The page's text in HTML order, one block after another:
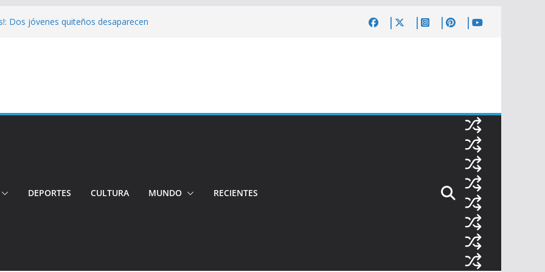
Dos jóvenes quiteños desaparecen
operarán el Trolebús y la Ecovía
Pichincha presenta la quinta edición
DEPORTES CULTURA MUNDO RECIENTES